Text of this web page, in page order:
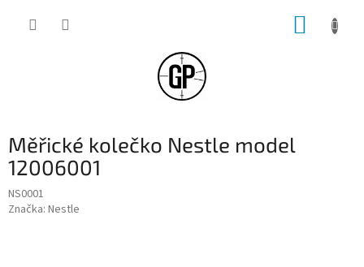
Měřické kolečko Nestle model
12006001
NS0001
Značka: Nestle